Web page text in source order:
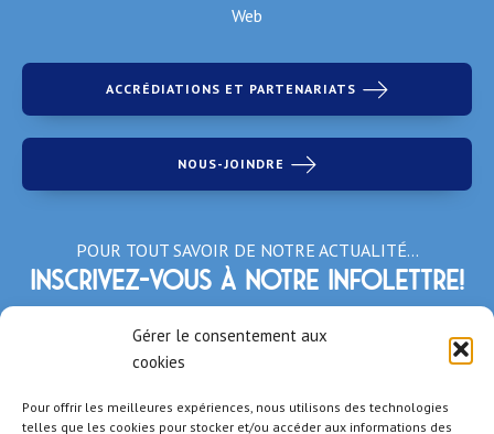
Gérer le consentement aux
cookies
Pour offrir les meilleures expériences, nous utilisons des technologies
telles que les cookies pour stocker et/ou accéder aux informations des
Web
ACCRÉDIATIONS ET PARTENARIATS
NOUS-JOINDRE
POUR TOUT SAVOIR DE NOTRE ACTUALITÉ…
Inscrivez-vous à notre infolettre!
*Champs obligatoires